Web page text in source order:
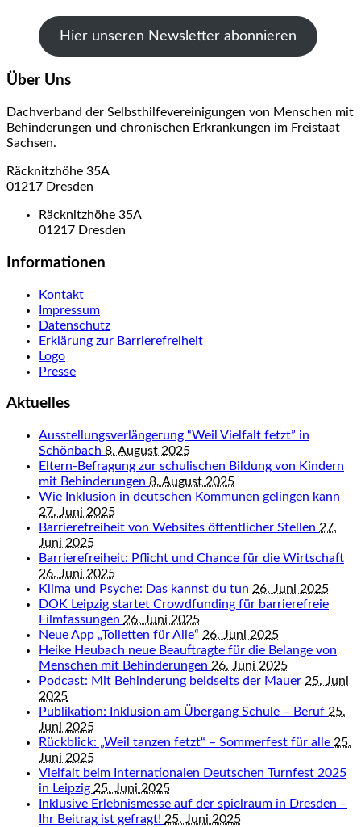
Hier unseren Newsletter abonnieren
Über Uns
Dachverband der Selbsthilfevereinigungen von Menschen mit
Behinderungen und chronischen Erkrankungen im Freistaat
Sachsen.
Räcknitzhöhe 35A
01217 Dresden
Räcknitzhöhe 35A
01217 Dresden
Informationen
Kontakt
Impressum
Datenschutz
Erklärung zur Barrierefreiheit
Logo
Presse
Aktuelles
Ausstellungsverlängerung “Weil Vielfalt fetzt” in
Schönbach 8. August 2025
Eltern-Befragung zur schulischen Bildung von Kindern
mit Behinderungen 8. August 2025
Wie Inklusion in deutschen Kommunen gelingen kann
27. Juni 2025
Barrierefreiheit von Websites öffentlicher Stellen 27.
Juni 2025
Barrierefreiheit: Pflicht und Chance für die Wirtschaft
26. Juni 2025
Klima und Psyche: Das kannst du tun 26. Juni 2025
DOK Leipzig startet Crowdfunding für barrierefreie
Filmfassungen 26. Juni 2025
Neue App „Toiletten für Alle“ 26. Juni 2025
Heike Heubach neue Beauftragte für die Belange von
Menschen mit Behinderungen 26. Juni 2025
Podcast: Mit Behinderung beidseits der Mauer 25. Juni
2025
Publikation: Inklusion am Übergang Schule – Beruf 25.
Juni 2025
Rückblick: „Weil tanzen fetzt“ – Sommerfest für alle 25.
Juni 2025
Vielfalt beim Internationalen Deutschen Turnfest 2025
in Leipzig 25. Juni 2025
Inklusive Erlebnismesse auf der spielraum in Dresden –
Ihr Beitrag ist gefragt! 25. Juni 2025